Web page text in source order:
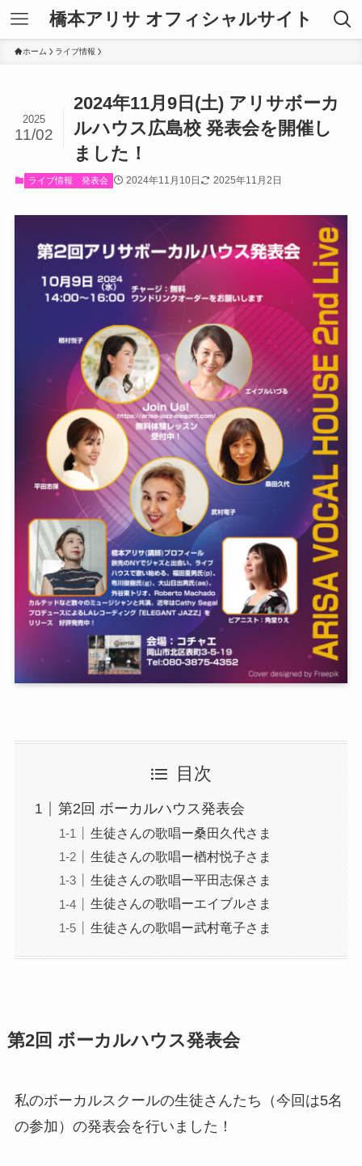
橋本アリサ オフィシャルサイト
ホーム ライブ情報
2024年11月9日(土) アリサボーカ
ルハウス広島校 発表会を開催し
ました！
2025
11/02
ライブ情報 発表会 2024年11月10日 2025年11月2日
目次
第2回 ボーカルハウス発表会
生徒さんの歌唱ー桑田久代さま
生徒さんの歌唱ー楢村悦子さま
生徒さんの歌唱ー平田志保さま
生徒さんの歌唱ーエイブルさま
生徒さんの歌唱ー武村竜子さま
第2回 ボーカルハウス発表会
私のボーカルスクールの生徒さんたち（今回は5名
の参加）の発表会を行いました！